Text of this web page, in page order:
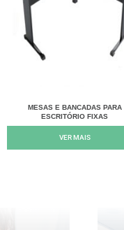
MESAS E BANCADAS PARA
ESCRITÓRIO FIXAS
VER MAIS